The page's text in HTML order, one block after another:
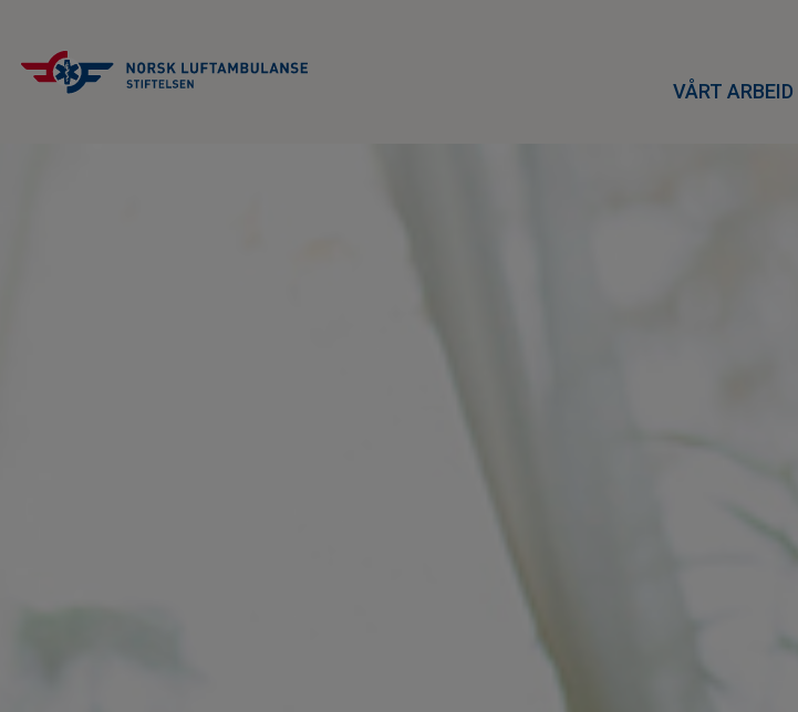
VÅRT ARBEID